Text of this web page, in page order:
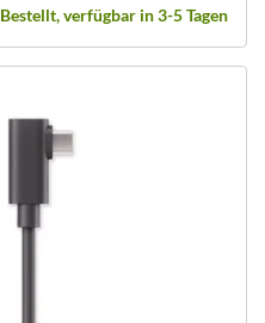
Bestellt, verfügbar in 3-5 Tagen